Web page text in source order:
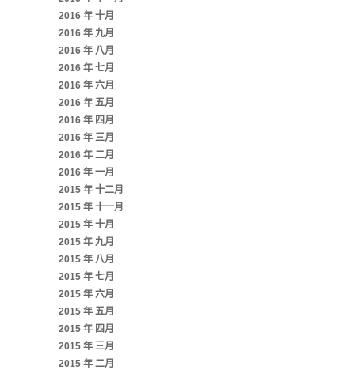
2016 年 十月
2016 年 九月
2016 年 八月
2016 年 七月
2016 年 六月
2016 年 五月
2016 年 四月
2016 年 三月
2016 年 二月
2016 年 一月
2015 年 十二月
2015 年 十一月
2015 年 十月
2015 年 九月
2015 年 八月
2015 年 七月
2015 年 六月
2015 年 五月
2015 年 四月
2015 年 三月
2015 年 二月